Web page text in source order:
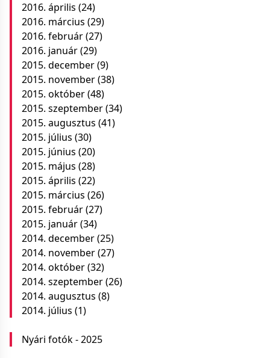
2016. április (24)
2016. március (29)
2016. február(27)
2016. január(29)
2015. december(9)
2015. november(38)
2015. október(48)
2015. szeptember(34)
2015. augusztus (41)
2015. július (30)
2015. június (20)
2015. május (28)
2015. április (22)
2015. március (26)
2015. február(27)
2015. január(34)
2014. december(25)
2014. november(27)
2014. október(32)
2014. szeptember(26)
2014. augusztus (8)
2014. július (1)
Nyári fotók - 2025